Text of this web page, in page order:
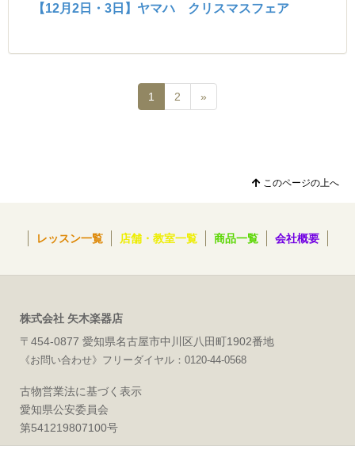
【12月2日・3日】ヤマハ クリスマスフェア
1 2 »
このページの上へ
レッスン一覧 店舗・教室一覧 商品一覧 会社概要
株式会社 矢木楽器店
〒454-0877 愛知県名古屋市中川区八田町1902番地
《お問い合わせ》フリーダイヤル：0120-44-0568
古物営業法に基づく表示
愛知県公安委員会
第541219807100号